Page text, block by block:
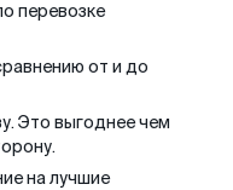
перевозке
от и до
Это выгоднее чем
на лучшие